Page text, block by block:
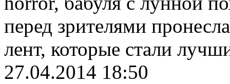
перед зрителями
лент, которые стали
27.04.2014 18:50